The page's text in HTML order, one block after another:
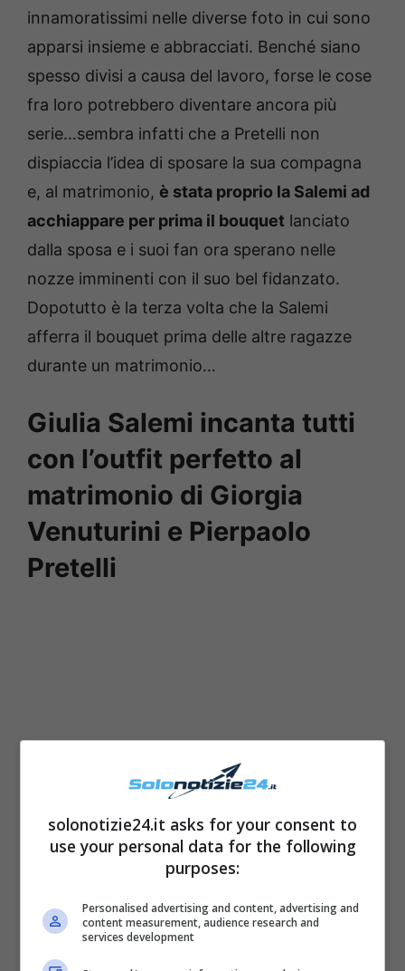
innamoratissimi nelle diverse foto in cui sono
apparsi insieme e abbracciati. Benché siano
spesso divisi a causa del lavoro, forse le cose
fra loro potrebbero diventare ancora più
serie…sembra infatti che a Pretelli non
dispiaccia l’idea di sposare la sua compagna
e, al matrimonio, è stata proprio la Salemi ad
acchiappare per prima il bouquet lanciato
dalla sposa e i suoi fan ora sperano nelle
nozze imminenti con il suo bel fidanzato.
Dopotutto è la terza volta che la Salemi
afferra il bouquet prima delle altre ragazze
durante un matrimonio…
Giulia Salemi incanta tutti
con l’outfit perfetto al
matrimonio di Giorgia
Venuturini e Pierpaolo
Pretelli
Giulia Salemi è apparsa come una visione al
avvolta in unlungo abito color grigio ferro
con un profondo spacco sulla gamba sinistra.
solonotizie24.it asks for your consent to
use your personal data for the following
purposes:
Personalised advertising and content, advertising and
content measurement, audience research and
services development